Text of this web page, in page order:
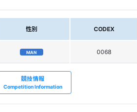
性別 CODEX
MAN 0068
競技情報
Competition Information